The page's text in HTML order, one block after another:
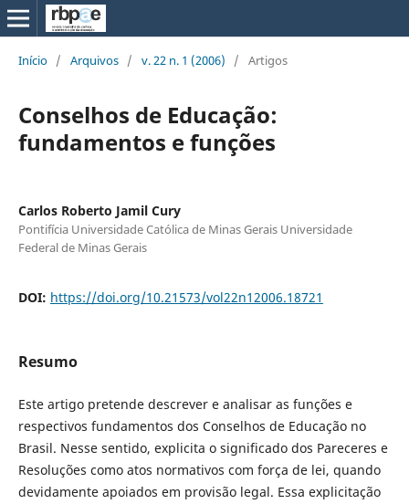
Início / Arquivos / v. 22 n. 1 (2006) / Artigos
Conselhos de Educação:
fundamentos e funções
Carlos Roberto Jamil Cury
Pontifícia Universidade Católica de Minas Gerais Universidade
Federal de Minas Gerais
DOI: https://doi.org/10.21573/vol22n12006.18721
Resumo
Este artigo pretende descrever e analisar as funções e
respectivos fundamentos dos Conselhos de Educação no
Brasil. Nesse sentido, explicita o significado dos Pareceres e
Resoluções como atos normativos com força de lei, quando
devidamente apoiados em provisão legal. Essa explicitação